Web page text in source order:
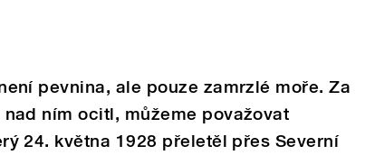
pevnina, ale pouze zamrzlé moře. Za
ním ocitl, můžeme považovat
24. května 1928 přeletěl přes Severní